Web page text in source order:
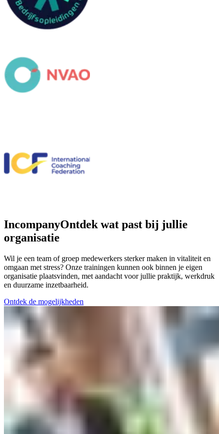
IncompanyOntdek wat past bij jullie
organisatie
Wil je een team of groep medewerkers sterker maken in vitaliteit en
omgaan met stress? Onze trainingen kunnen ook binnen je eigen
organisatie plaatsvinden, met aandacht voor jullie praktijk, werkdruk
en duurzame inzetbaarheid.
Ontdek de mogelijkheden